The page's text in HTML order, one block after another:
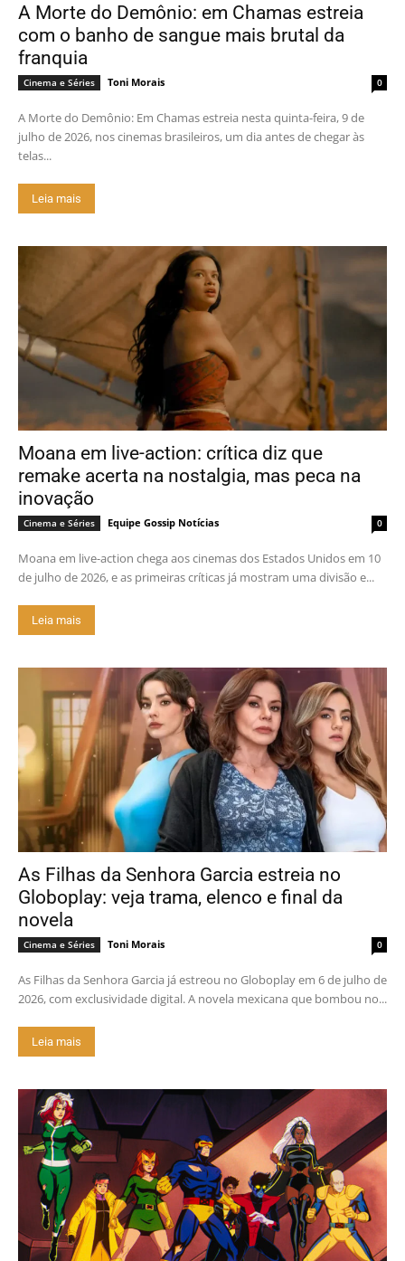
A Morte do Demônio: em Chamas estreia
com o banho de sangue mais brutal da
franquia
Cinema e Séries Toni Morais 0
A Morte do Demônio: Em Chamas estreia nesta quinta-feira, 9 de
julho de 2026, nos cinemas brasileiros, um dia antes de chegar às
telas...
Leia mais
Moana em live-action: crítica diz que
remake acerta na nostalgia, mas peca na
inovação
Cinema e Séries Equipe Gossip Notícias 0
Moana em live-action chega aos cinemas dos Estados Unidos em 10
de julho de 2026, e as primeiras críticas já mostram uma divisão e...
Leia mais
As Filhas da Senhora Garcia estreia no
Globoplay: veja trama, elenco e final da
novela
Cinema e Séries Toni Morais 0
As Filhas da Senhora Garcia já estreou no Globoplay em 6 de julho de
2026, com exclusividade digital. A novela mexicana que bombou no...
Leia mais